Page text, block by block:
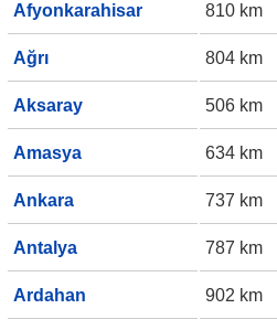
Afyonkarahisar 810 km
Ağrı 804 km
Aksaray 506 km
Amasya 634 km
Ankara 737 km
Antalya 787 km
Ardahan 902 km